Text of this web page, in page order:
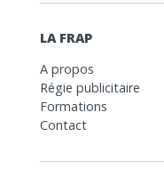
LA FRAP
A propos
Régie publicitaire
Formations
Contact